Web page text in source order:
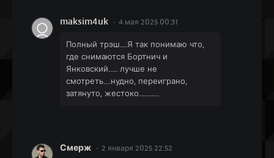
maksim4uk 4 мая 2025 00:31
Полный трэш....Я так понимаю что,
где снимаются Бортнич и
Янковский..... лучше не
смотреть....нудно, переиграно,
затянуто, жестоко...........
Смерж 2 января 2025 22:52